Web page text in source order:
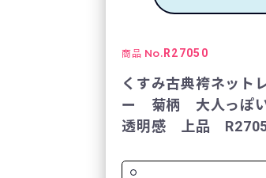
商品 No. R27050
くすみ古典袴ネッ
ー 菊柄 大人っぽ
透明感 上品